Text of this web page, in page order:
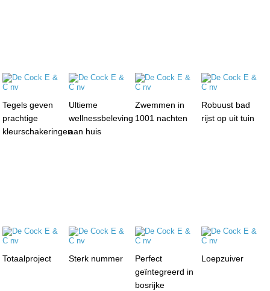
Tegels geven
prachtige
kleurschakeringen
Ultieme
wellnessbeleving
aan huis
Zwemmen in
1001 nachten
Robuust bad
rijst op uit tuin
Totaalproject Sterk nummer
Perfect
geïntegreerd in
bosrijke
Loepzuiver